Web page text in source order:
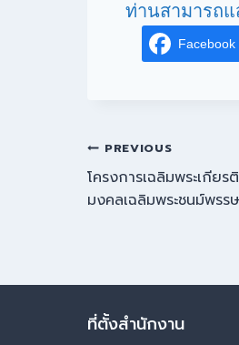
ท่านสามารถแ
Facebook
PREVIOUS
โครงการเฉลิมพระเกียร
มงคลเฉลิมพระชนม์พรร
ที่ตั้งสำนักงาน